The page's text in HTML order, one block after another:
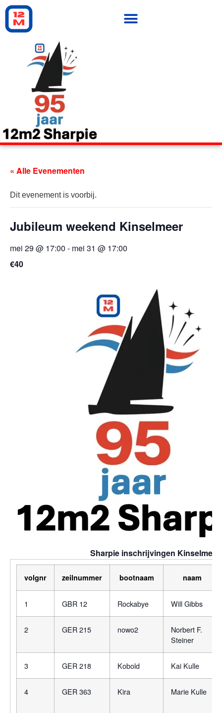
« Alle Evenementen
Dit evenement is voorbij.
Jubileum weekend Kinselmeer
mei 29 @ 17:00 - mei 31 @ 17:00
€40
Sharpie inschrijvingen Kinselmeer
volgnr zeilnummer bootnaam naam
1 GBR 12 Rockabye Will Gibbs
2 GER 215 nowo2
Norbert F.
Steiner
3 GER 218 Kobold Kai Kulle
4 GER 363 Kira Marie Kulle